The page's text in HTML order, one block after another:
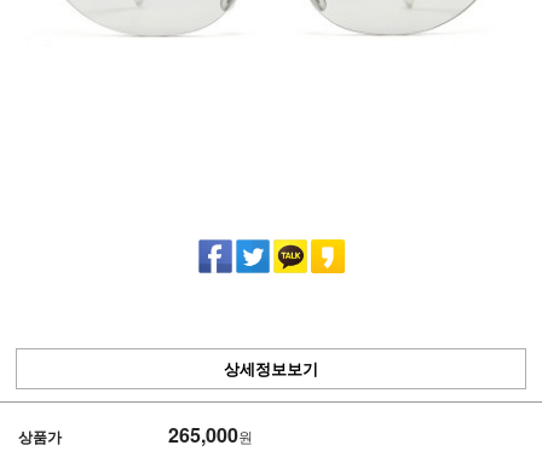
상세정보보기
상품가 265,000원